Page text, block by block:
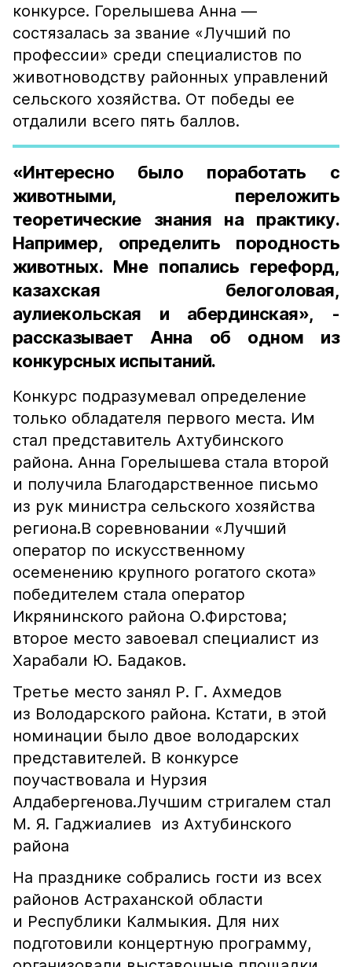
конкурсе. Горелышева Анна —
состязалась за звание «Лучший по
профессии» среди специалистов по
животноводству районных управлений
сельского хозяйства. От победы ее
отдалили всего пять баллов.
«Интересно было поработать с
животными, переложить
теоретические знания на практику.
Например, определить породность
животных. Мне попались герефорд,
казахская белоголовая,
аулиекольская и абердинская», -
рассказывает Анна об одном из
конкурсных испытаний.
Конкурс подразумевал определение
только обладателя первого места. Им
стал представитель Ахтубинского
района. Анна Горелышева стала второй
и получила Благодарственное письмо
из рук министра сельского хозяйства
региона.В соревновании «Лучший
оператор по искусственному
осеменению крупного рогатого скота»
победителем стала оператор
Икрянинского района О.Фирстова;
второе место завоевал специалист из
Харабали Ю. Бадаков.
Третье место занял Р. Г. Ахмедов
из Володарского района. Кстати, в этой
номинации было двое володарских
представителей. В конкурсе
поучаствовала и Нурзия
Алдабергенова.Лучшим стригалем стал
М. Я. Гаджиалиев из Ахтубинского
района
На празднике собрались гости из всех
районов Астраханской области
и Республики Калмыкия. Для них
подготовили концертную программу,